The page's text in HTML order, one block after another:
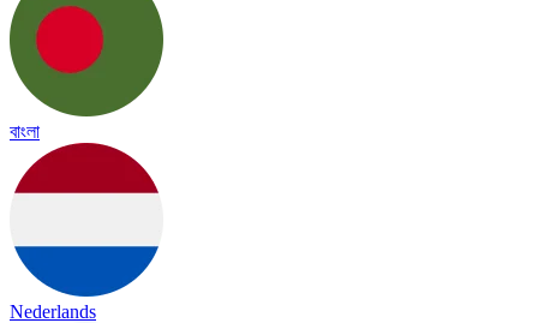
বাংলা
Nederlands